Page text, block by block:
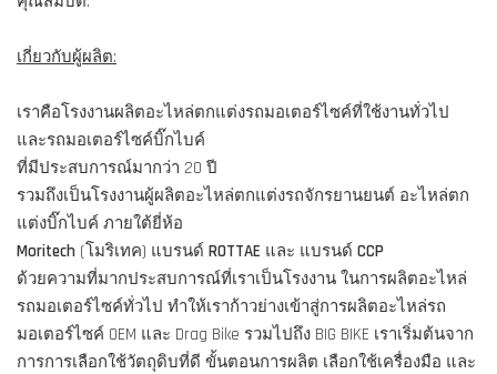
เกี่ยวกับผู้ผลิต:
เราคือโรงงานผลิตอะไหล่ตกแต่งรถมอเตอร์ไซค์ที่ใช้งานทั่วไป
และรถมอเตอร์ไซค์บิ๊กไบค์
ที่มีประสบการณ์มากว่า 20 ปี
รวมถึงเป็นโรงงานผู้ผลิตอะไหล่ตกแต่งรถจักรยานยนต์ อะไหล่ตก
แต่งบิ๊กไบค์ ภายใต้ยี่ห้อ
Moritech (โมริเทค) แบรนด์ ROTTAE และ แบรนด์ CCP
ด้วยความที่มากประสบการณ์ที่เราเป็นโรงงาน ในการผลิตอะไหล่
รถมอเตอร์ไซค์ทั่วไป ทำให้เราก้าวย่างเข้าสู่การผลิตอะไหล่รถ
มอเตอร์ไซค์ OEM และ Drag Bike รวมไปถึง BIG BIKE เราเริ่มต้นจาก
การการเลือกใช้วัตถุดิบที่ดี ขั้นตอนการผลิต เลือกใช้เครื่องมือ และ